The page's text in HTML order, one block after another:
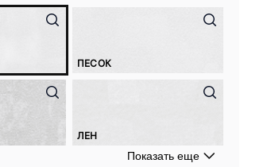
ПЕСОК
ЛЕН
Показать еще